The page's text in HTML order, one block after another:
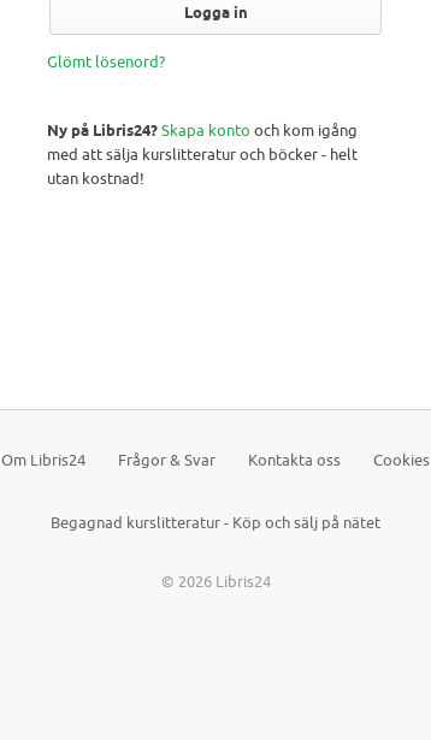
Logga in
Glömt lösenord?
Ny på Libris24?Skapa konto och kom igång
med att sälja kurslitteratur och böcker - helt
utan kostnad!
Om Libris24 Frågor & Svar Kontakta oss Cookies
Begagnad kurslitteratur - Köp och sälj på nätet
© 2026 Libris24